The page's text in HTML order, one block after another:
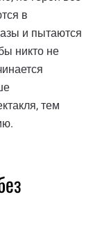
в
и пытаются
никто не
тем